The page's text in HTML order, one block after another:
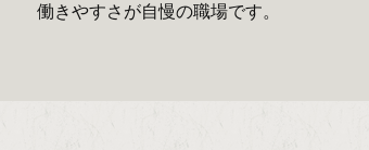
働きやすさが自慢の職場です。